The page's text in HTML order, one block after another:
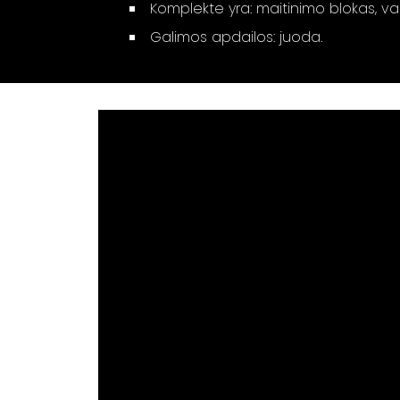
Komplekte yra: maitinimo blokas,
Galimos apdailos: juoda.